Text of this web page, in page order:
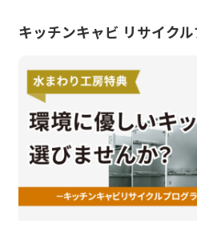
キッチンキャビ リサイク